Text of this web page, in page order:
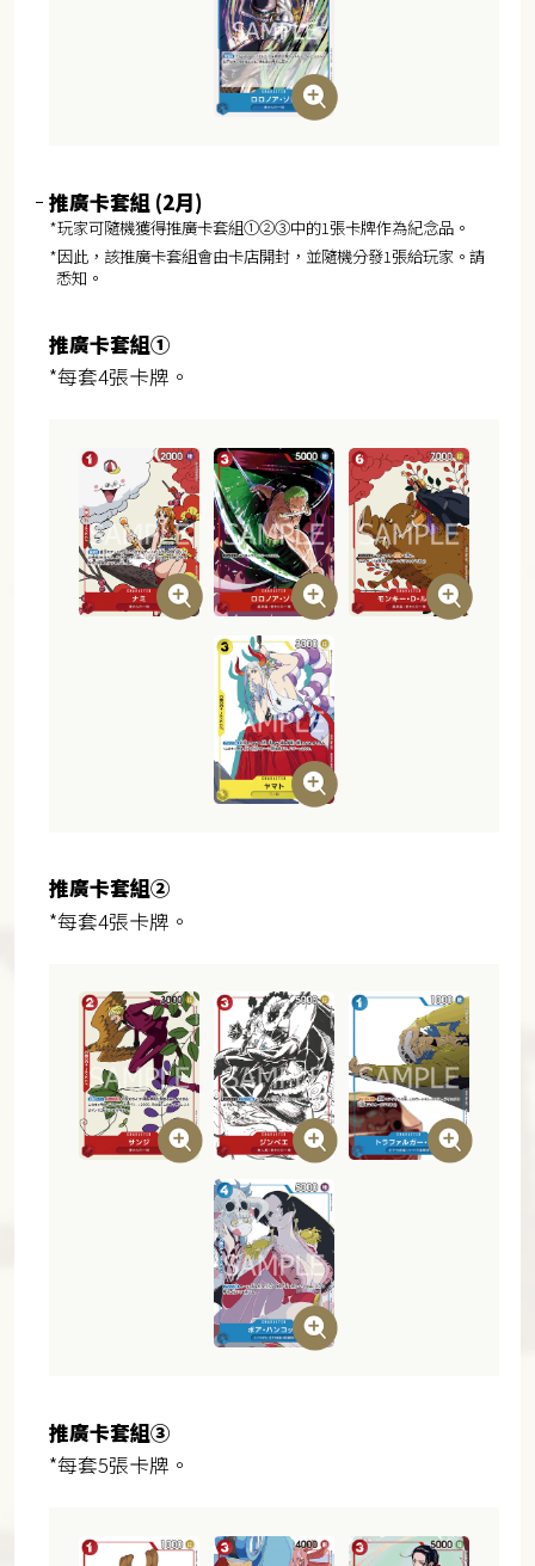
推廣卡套組 (2月)
*玩家可隨機獲得推廣卡套組①②③中的1張卡牌作為紀念品。
*因此，該推廣卡套組會由卡店開封，並隨機分發1張給玩家。請
悉知。
推廣卡套組①
*每套4張卡牌。
推廣卡套組②
*每套4張卡牌。
推廣卡套組③
*每套5張卡牌。